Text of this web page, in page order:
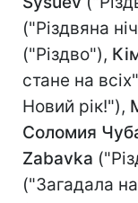
("Різдвяна
("Різдво"),
стане на
Новий рік!"),
Соломия
Zabavka
("Загадала